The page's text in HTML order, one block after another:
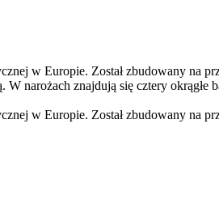
w Europie. Został zbudowany na
narożach znajdują się cztery
w Europie. Został zbudowany na